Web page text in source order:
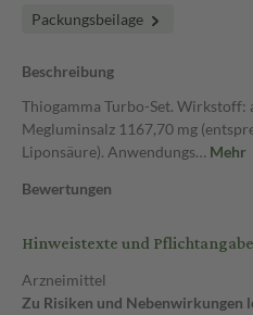
Packungsbeilage
Beschreibung
Thiogamma Turbo-Set. Wirkstoff:
Megluminsalz 1167,70 mg
Liponsäure). Anwendungs… Mehr
Bewertungen
Hinweistexte und
Arzneimittel
Zu Risiken und Nebenwirkungen